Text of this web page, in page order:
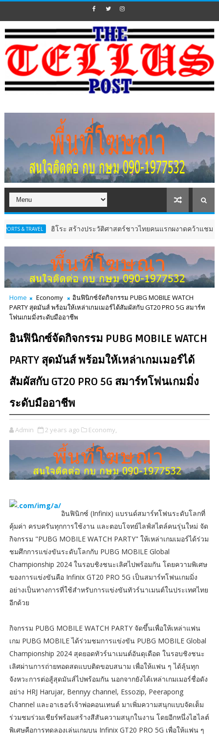
ฮิโระ สร้างประวัติศาสตร์ชาวไทยคนแรกผงาดคว้าแชมป์เอเชียฟิก
Home Economy
อินฟินิกซ์จัดกิจกรรม PUBG MOBILE WATCH
PARTY สุดมันส์ พร้อมให้เหล่าเกมเมอร์ได้สัมผัสกับ GT20 PRO 5G สมาร์ท
โฟนเกมมิ่งระดับมืออาชีพ
อินฟินิกซ์จัดกิจกรรม PUBG MOBILE WATCH
PARTY สุดมันส์ พร้อมให้เหล่าเกมเมอร์ได้
สัมผัสกับ GT20 PRO 5G สมาร์ทโฟนเกมมิ่ง
ระดับมืออาชีพ
Admin 2 years ago Economy,
อินฟินิกซ์ (Infinix) แบรนด์สมาร์ทโฟนระดับโลกที่
คุ้มค่า ครบครันทุกการใช้งาน และตอบโจทย์ไลฟ์สไตล์คนรุ่นใหม่ จัด
กิจกรรม "PUBG MOBILE WATCH PARTY" ให้เหล่าเกมเมอร์ได้ร่วม
ชมศึกการแข่งขันระดับโลกกับ PUBG MOBILE Global
Championship 2024 ในรอบชิงชนะเลิศไปพร้อมกัน โดยความพิเศษ
ของการแข่งขันคือ Infinix GT20 PRO 5G เป็นสมาร์ทโฟนเกมมิ่ง
อย่างเป็นทางการที่ใช้สำหรับการแข่งขันทัวร์นาเมนต์ในประเทศไทย
อีกด้วย
กิจกรรม PUBG MOBILE WATCH PARTY จัดขึ้นเพื่อให้เหล่าแฟน
เกม PUBG MOBILE ได้ร่วมชมการแข่งขัน PUBG MOBILE Global
Championship 2024 สุดยอดทัวร์นาเมนต์อันดุเดือด ในรอบชิงชนะ
เลิศผ่านการถ่ายทอดสดแบบติดขอบสนาม เพื่อให้แฟน ๆ ได้ลุ้นทุก
จังหวะการต่อสู้สุดมันส์ไปพร้อมกัน นอกจากยังได้เหล่าเกมเมอร์ชื่อดัง
อย่าง HRJ Harujar, Bennyy channel, Essozip, Peerapong
Channel และอาเธอร์เจ้าพ่อคอนเทนต์ มาเพิ่มความสนุกแบบจัดเต็ม
ร่วมชมร่วมเชียร์พร้อมสร้างสีสันความสนุกในงาน โดยอีกหนึ่งไฮไลต์
พิเศษคือการทดลองเล่นเกมบน Infinix GT20 PRO 5G เพื่อให้แฟน ๆ